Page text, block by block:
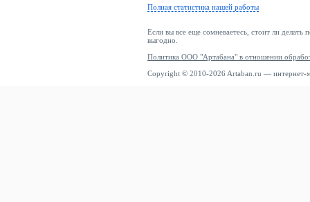
Полная статистика нашей работы
Если вы все еще сомневаетесь, стоит ли делать
выгодно.
Политика ООО "Артабана" в отношении
Copyright © 2010-2026 Artaban.ru — интернет-